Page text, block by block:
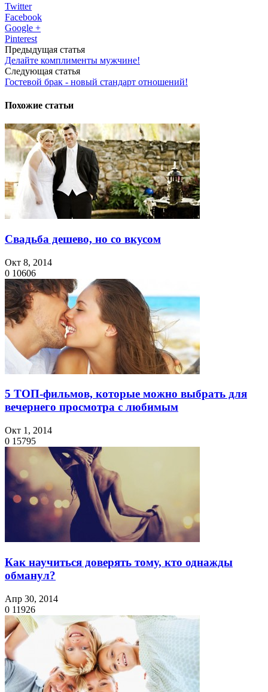
Twitter
Facebook
Google +
Pinterest
Предыдущая статья
Делайте комплименты мужчине!
Следующая статья
Гостевой брак - новый стандарт отношений!
Похожие статьи
Свадьба дешево, но со вкусом
Окт 8, 2014
0 10606
5 ТОП-фильмов, которые можно выбрать для
вечернего просмотра с любимым
Окт 1, 2014
0 15795
Как научиться доверять тому, кто однажды
обманул?
Апр 30, 2014
0 11926